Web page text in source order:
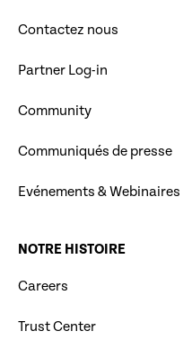
Contactez nous
Partner Log-in
Community
Communiqués de presse
Evénements & Webinaires
NOTRE HISTOIRE
Careers
Trust Center